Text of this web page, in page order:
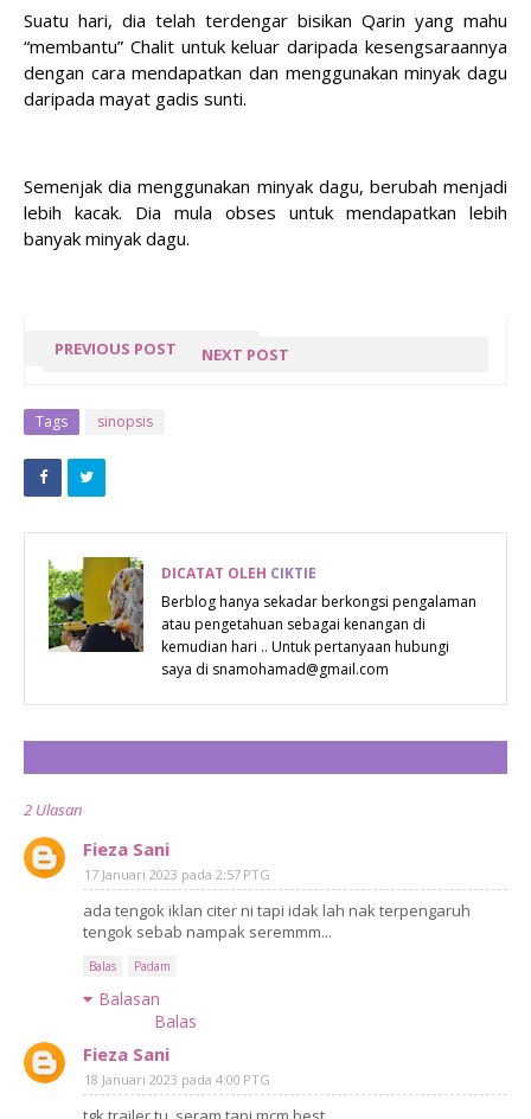
Suatu hari, dia telah terdengar bisikan Qarin yang mahu
“membantu” Chalit untuk keluar daripada kesengsaraannya
dengan cara mendapatkan dan menggunakan minyak dagu
daripada mayat gadis sunti.
Semenjak dia menggunakan minyak dagu, berubah menjadi
lebih kacak. Dia mula obses untuk mendapatkan lebih
banyak minyak dagu.
PREVIOUS POST
JUARA ALL
TOGETHER
MALAYSIA
MUSIM KE-
DUA
NEXT POST
Tags sinopsis
DICATAT OLEH CIKTIE
Berblog hanya sekadar berkongsi pengalaman
atau pengetahuan sebagai kenangan di
kemudian hari .. Untuk pertanyaan hubungi
saya di snamohamad@gmail.com
2 Ulasan
Fieza Sani
17 Januari 2023 pada 2:57 PTG
ada tengok iklan citer ni tapi idak lah nak terpengaruh
tengok sebab nampak seremmm...
Balas Padam
Balasan
Balas
Fieza Sani
18 Januari 2023 pada 4:00 PTG